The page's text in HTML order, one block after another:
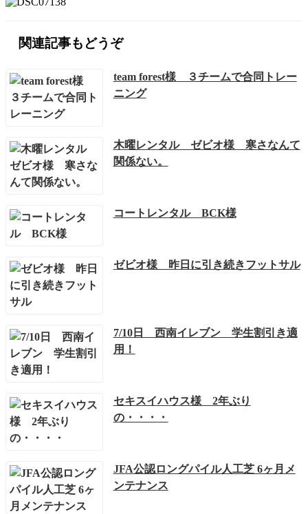
関連記事もどうぞ
team forest様 ３チームで合同トレー
ニング
木曜レンタル ゼビオ様 寒さなんて
関係ない。
コートレンタル BCK様
ゼビオ様 昨日に引き続きフットサル
7/10日 西南イレブン 学生割引き適
用！
セキスイハウス様 2年ぶり
の・・・・
JFA公認ロングパイル人工芝 6ヶ月メ
ンテナンス